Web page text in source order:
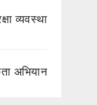
व्यवस्था
अभियान